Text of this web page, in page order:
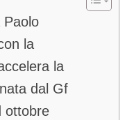
Paolo
la
la
dal Gf
ottobre